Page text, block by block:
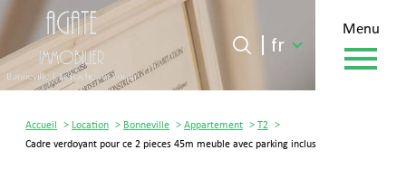
menu
fr
Accueil 0
Langue
fr
Accueil Location Bonneville Appartement
T2
Cadre verdoyant pour ce 2 pieces 45m meuble avec parking inclus